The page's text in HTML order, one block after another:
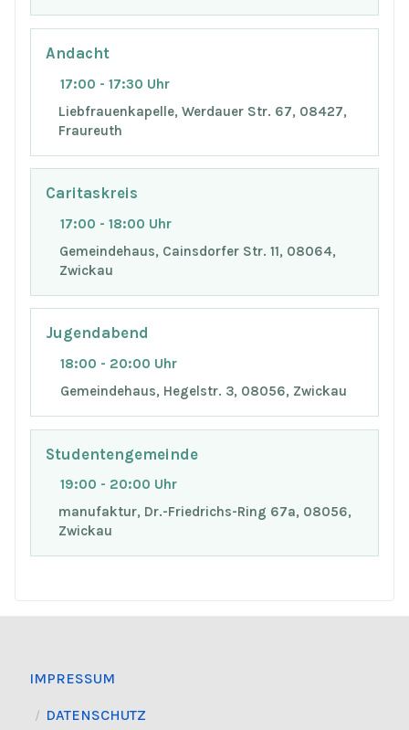
Andacht
17:00 - 17:30 Uhr
Liebfrauenkapelle, Werdauer Str. 67, 08427,
Fraureuth
Caritaskreis
17:00 - 18:00 Uhr
Gemeindehaus, Cainsdorfer Str. 11, 08064,
Zwickau
Jugendabend
18:00 - 20:00 Uhr
Gemeindehaus, Hegelstr. 3, 08056, Zwickau
Studentengemeinde
19:00 - 20:00 Uhr
manufaktur, Dr.-Friedrichs-Ring 67a, 08056,
Zwickau
IMPRESSUM
DATENSCHUTZ